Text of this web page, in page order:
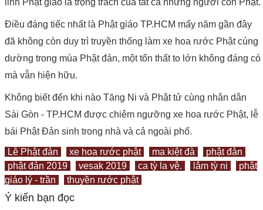
Điều đáng tiếc nhất là Phật giáo TP.HCM mấy năm gần đây
đã không còn duy trì truyền thống làm xe hoa rước Phật cúng
dường trong mùa Phật đản, một tổn thất to lớn không đáng có
mà vẫn hiện hữu.
Không biết đến khi nào Tăng Ni và Phật tử cùng nhân dân
Sài Gòn - TP.HCM được chiêm ngưỡng xe hoa rước Phật, lễ
bái Phật Đản sinh trong nhà và cả ngoài phố.
Lễ Phật đản xe hoa rước phật ma kiệt đà
phật đản
phật đản 2019
vesak 2019 ca tỳ la vệ. lâm tỳ ni
phật
giáo lý - trần
thuyền rước phật
Ý kiến bạn đọc